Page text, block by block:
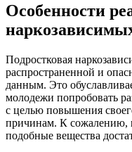
Особенности
Подростковая
распространенной и
данным. Это
молодежи попробовать
с целью повышения
причинам. К сожалению,
подобные вещества